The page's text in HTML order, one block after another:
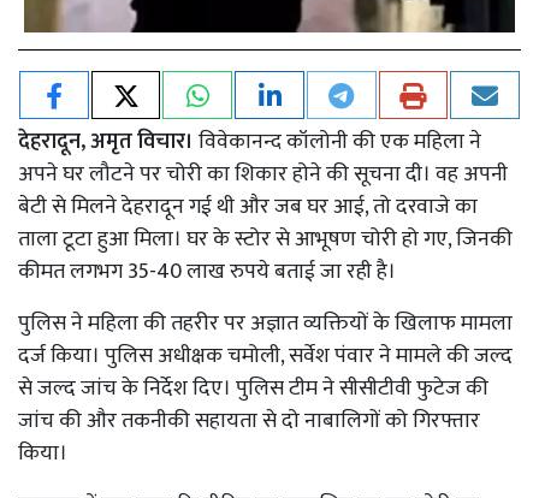
देहरादून, अमृत विचार। विवेकानन्द कॉलोनी की एक महिला ने
अपने घर लौटने पर चोरी का शिकार होने की सूचना दी। वह अपनी
बेटी से मिलने देहरादून गई थी और जब घर आई, तो दरवाजे का
ताला टूटा हुआ मिला। घर के स्टोर से आभूषण चोरी हो गए, जिनकी
कीमत लगभग 35-40 लाख रुपये बताई जा रही है।
पुलिस ने महिला की तहरीर पर अज्ञात व्यक्तियों के खिलाफ मामला
दर्ज किया। पुलिस अधीक्षक चमोली, सर्वेश पंवार ने मामले की जल्द
से जल्द जांच के निर्देश दिए। पुलिस टीम ने सीसीटीवी फुटेज की
जांच की और तकनीकी सहायता से दो नाबालिगों को गिरफ्तार
किया।